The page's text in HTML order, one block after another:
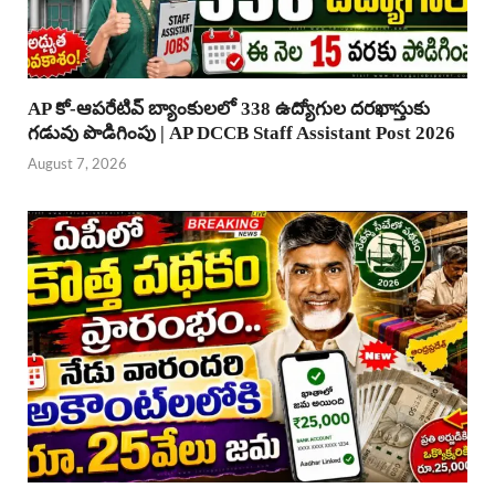
AP కో-ఆపరేటివ్ బ్యాంకులలో 338 ఉద్యోగుల దరఖాస్తుకు
గడువు పొడిగింపు | AP DCCB Staff Assistant Post 2026
August 7, 2026